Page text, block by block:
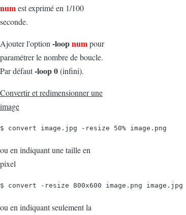
numest exprimé en 1/100
seconde.
Ajouter l'option -loopnumpour
paramétrer le nombre de boucle.
Par défaut-loop 0(infini).
Convertir et redimensionner une
image
$ convert image.jpg -resize 50% image.png
ou en indiquant une taille en
pixel
$ convert -resize 800x600 image.png image.jpg
ou en indiquant seulement la